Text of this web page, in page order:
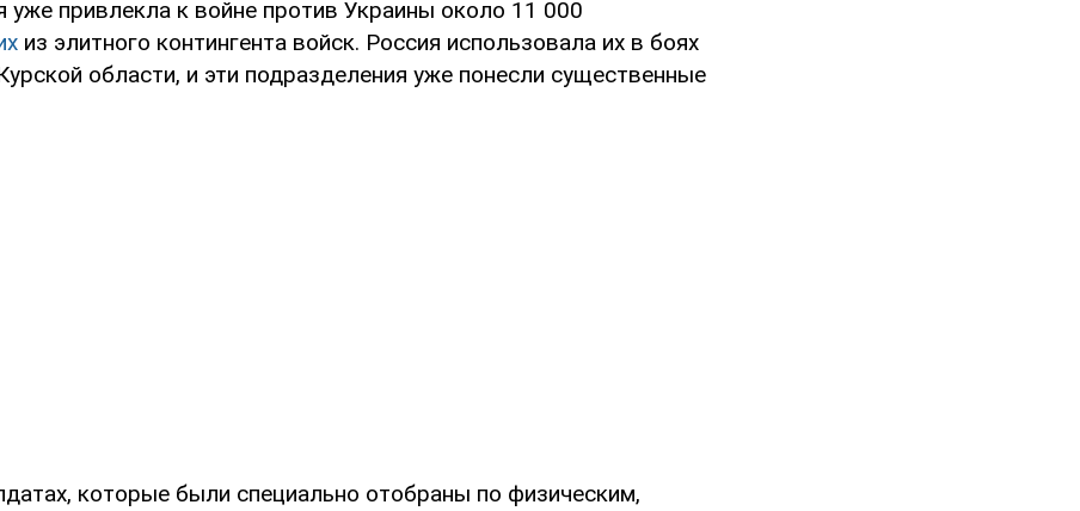
уже привлекла к войне против Украины около 11 000
из элитного контингента войск. Россия использовала их в боях
области, и эти подразделения уже понесли существенные
которые были специально отобраны по физическим,